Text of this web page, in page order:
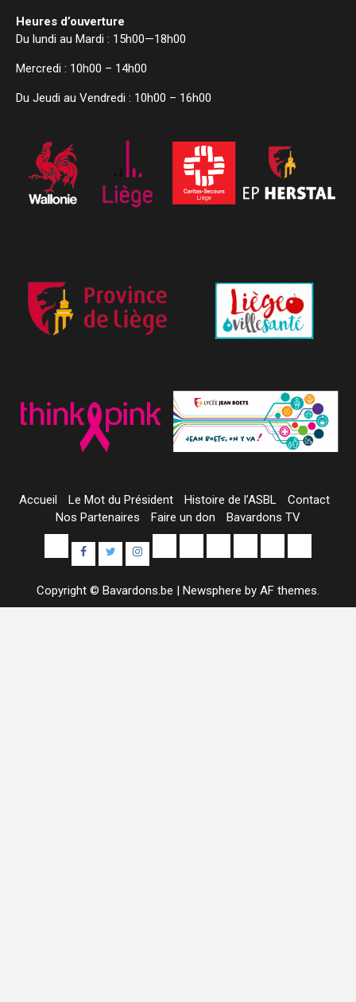
Heures d’ouverture
Du lundi au Mardi : 15h00—18h00
Mercredi : 10h00 – 14h00
Du Jeudi au Vendredi : 10h00 – 16h00
Accueil Le Mot du Président Histoire de l’ASBL
Contact
Nos Partenaires
Faire un don
Bavardons TV
Yelp
Facebook
TwitterInstagram
de
Copyright © Bavardons.be | Newsphere by AF themes.